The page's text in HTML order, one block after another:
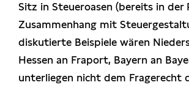
Sitz in Steueroasen (bereits in der
Zusammenhang mit
diskutierte Beispiele wären
Hessen an Fraport, Bayern an
unterliegen nicht dem Fragerecht